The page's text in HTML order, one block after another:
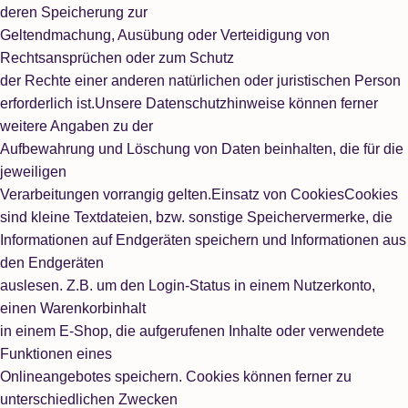
deren Speicherung zur
Geltendmachung, Ausübung oder Verteidigung von
Rechtsansprüchen oder zum Schutz
der Rechte einer anderen natürlichen oder juristischen Person
erforderlich ist.Unsere Datenschutzhinweise können ferner
weitere Angaben zu der
Aufbewahrung und Löschung von Daten beinhalten, die für die
jeweiligen
Verarbeitungen vorrangig gelten.Einsatz von CookiesCookies
sind kleine Textdateien, bzw. sonstige Speichervermerke, die
Informationen auf Endgeräten speichern und Informationen aus
den Endgeräten
auslesen. Z.B. um den Login-Status in einem Nutzerkonto,
einen Warenkorbinhalt
in einem E-Shop, die aufgerufenen Inhalte oder verwendete
Funktionen eines
Onlineangebotes speichern. Cookies können ferner zu
unterschiedlichen Zwecken